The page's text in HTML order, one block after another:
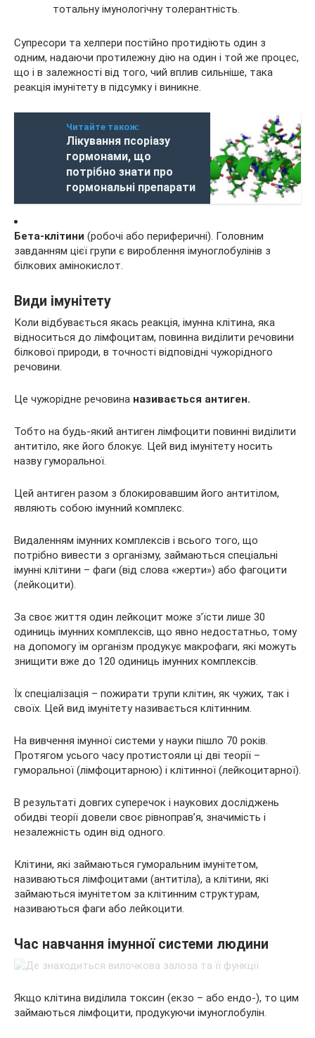
тотальну імунологічну толерантність.
Супресори та хелпери постійно протидіють один з
одним, надаючи протилежну дію на один і той же процес,
що і в залежності від того, чий вплив сильніше, така
реакція імунітету в підсумку і виникне.
Читайте також:
Лікування псоріазу
гормонами, що
потрібно знати про
гормональні препарати
Бета-клітини (робочі або периферичні). Головним
завданням цієї групи є вироблення імуноглобулінів з
білкових амінокислот.
Види імунітету
Коли відбувається якась реакція, імунна клітина, яка
відноситься до лімфоцитам, повинна виділити речовини
білкової природи, в точності відповідні чужорідного
речовини.
Це чужорідне речовина називається антиген.
Тобто на будь-який антиген лімфоцити повинні виділити
антитіло, яке його блокує. Цей вид імунітету носить
назву гуморальної.
Цей антиген разом з блокировавшим його антитілом,
являють собою імунний комплекс.
Видаленням імунних комплексів і всього того, що
потрібно вивести з організму, займаються спеціальні
імунні клітини – фаги (від слова «жерти») або фагоцити
(лейкоцити).
За своє життя один лейкоцит може з’їсти лише 30
одиниць імунних комплексів, що явно недостатньо, тому
на допомогу їм організм продукує макрофаги, які можуть
знищити вже до 120 одиниць імунних комплексів.
Їх спеціалізація – пожирати трупи клітин, як чужих, так і
своїх. Цей вид імунітету називається клітинним.
На вивчення імунної системи у науки пішло 70 років.
Протягом усього часу протистояли ці дві теорії –
гуморальної (лімфоцитарною) і клітинної (лейкоцитарної).
В результаті довгих суперечок і наукових досліджень
обидві теорії довели своє рівноправ’я, значимість і
незалежність один від одного.
Клітини, які займаються гуморальним імунітетом,
називаються лімфоцитами (антитіла), а клітини, які
займаються імунітетом за клітинним структурам,
називаються фаги або лейкоцити.
Час навчання імунної системи людини
Якщо клітина виділила токсин (екзо – або ендо-), то цим
займаються лімфоцити, продукуючи імуноглобулін.